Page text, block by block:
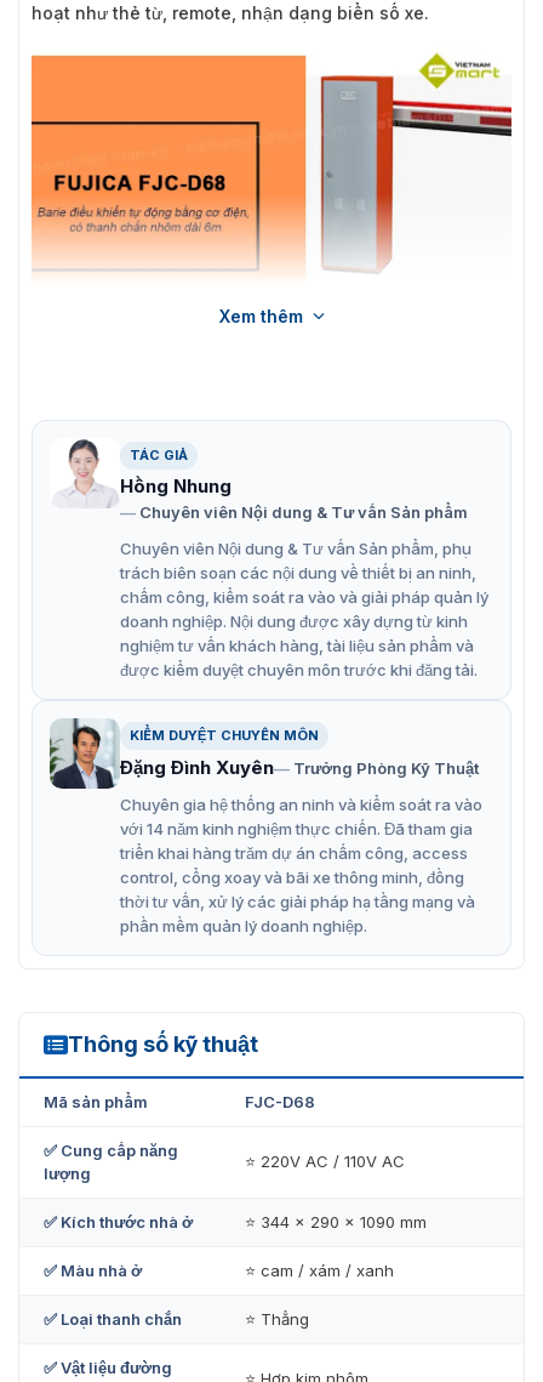
hoạt như thẻ từ, remote, nhận dạng biển số xe.
Bên cạnh model trên, quý khách hàng có thể tham khảo
thêm model FJC-D618
Tính năng barrier tự động FJC-D68
Barrier tự động FJC-D68B là một giải pháp kiểm soát ra
vào hiện đại. Được trang bị nhiều tính năng công nghệ
mới, điển hình như:
Nâng hạ barrier tự động bằng motor điện DC 24V, tốc
độ nhanh 3-6 giây.
remote, nhận dạng biển số xe
Lưu trữ và quản lý thông tin xe ra vào
Chịu lực nâng tối đa 600kg, phù hợp nhiều loại xe
Có khóa cơ học để đóng/mở bằng tay khi cần
Vỏ làm bằng thép không gỉ chất lượng cao
Có nhiều màu sắc: xanh, cam, xám cho kách hàng
Barrier tự động FJC-D68 nhiều màu sắc
Xem thêm
TÁC GIẢ
Hồng Nhung
Chuyên viên Nội dung & Tư vấn Sản phẩm
Chuyên viên Nội dung & Tư vấn Sản phẩm, phụ
trách biên soạn các nội dung về thiết bị an ninh,
chấm công, kiểm soát ra vào và giải pháp quản lý
doanh nghiệp. Nội dung được xây dựng từ kinh
nghiệm tư vấn khách hàng, tài liệu sản phẩm và
được kiểm duyệt chuyên môn trước khi đăng tải.
KIỂM DUYỆT CHUYÊN MÔN
Đặng Đình Xuyên
Trưởng Phòng Kỹ Thuật
Chuyên gia hệ thống an ninh và kiểm soát ra vào
với 14 năm kinh nghiệm thực chiến. Đã tham gia
triển khai hàng trăm dự án chấm công, access
control, cổng xoay và bãi xe thông minh, đồng
thời tư vấn, xử lý các giải pháp hạ tầng mạng và
phần mềm quản lý doanh nghiệp.
Thông số kỹ thuật
FJC-D68
Mã sản phẩm FJC-D68
✅ Cung cấp năng
lượng
⭐ 220V AC / 110V AC
✅ Kích thước nhà ở ⭐ 344 x 290 x 1090 mm
✅ Màu nhà ở ⭐ cam / xám / xanh
✅ Loại thanh chắn ⭐ Thẳng
✅ Vật liệu đường
⭐ Hợp kim nhôm